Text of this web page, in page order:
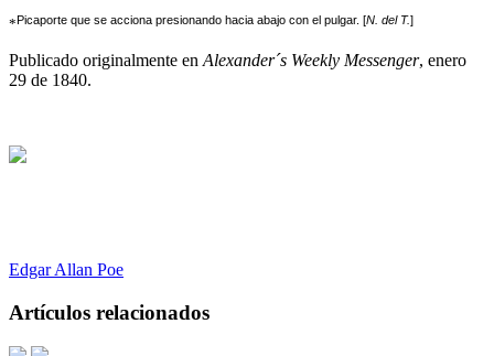
*Picaporte que se acciona presionando hacia abajo con el pulgar. [N. del T.]
Publicado originalmente en Alexander´s Weekly Messenger, enero
29 de 1840.
Edgar Allan Poe
Artículos relacionados